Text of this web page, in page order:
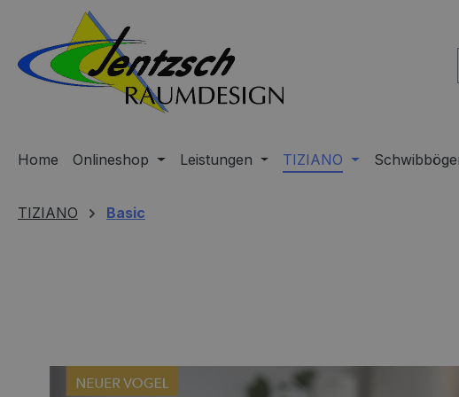
Hauptinhalt springen
Zur Suche springen
Zur Hauptnavigation springen
Home Onlineshop Leistungen TIZIANO
TIZIANO Basic